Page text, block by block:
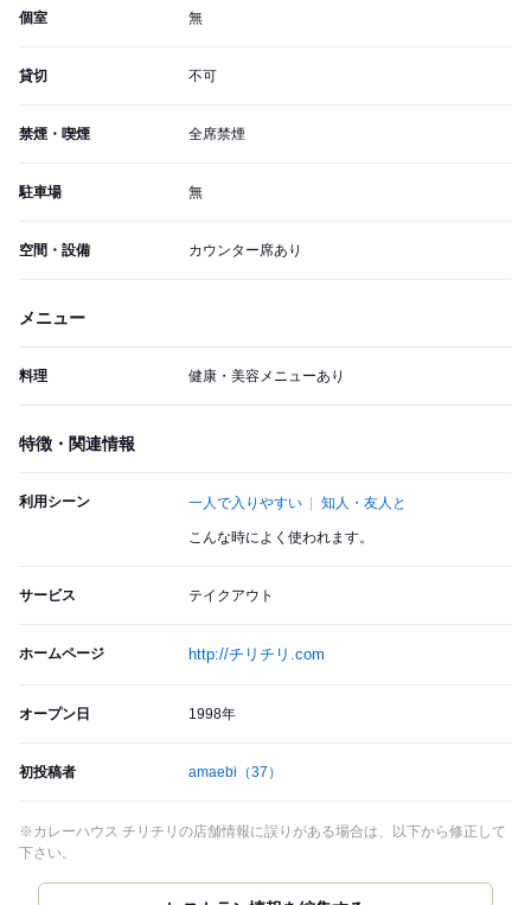
個室 無
貸切 不可
禁煙・喫煙 全席禁煙
駐車場 無
空間・設備 カウンター席あり
メニュー
料理 健康・美容メニューあり
特徴・関連情報
利用シーン 一人で入りやすい 知人・友人と
こんな時によく使われます。
サービス テイクアウト
ホームページ http://チリチリ.com
オープン日 1998年
初投稿者 amaebi （37）
※カレーハウス チリチリの店舗情報に誤りがある場合は、以下から修正して
下さい。